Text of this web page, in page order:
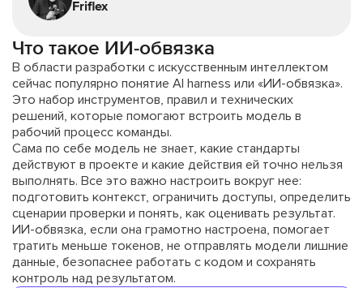
Friflex
Что такое ИИ-обвязка
В области разработки с искусственным интеллектом
сейчас популярно понятие AI harness или «ИИ-обвязка».
Это набор инструментов, правил и технических
решений, которые помогают встроить модель в
рабочий процесс команды.
Сама по себе модель не знает, какие стандарты
действуют в проекте и какие действия ей точно нельзя
выполнять. Все это важно настроить вокруг нее:
подготовить контекст, ограничить доступы, определить
сценарии проверки и понять, как оценивать результат.
ИИ-обвязка, если она грамотно настроена, помогает
тратить меньше токенов, не отправлять модели лишние
данные, безопаснее работать с кодом и сохранять
контроль над результатом.